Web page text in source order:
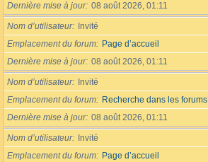
Dernière mise à jour 08 août 2026, 01:11
Nom d’utilisateur
Invité
Emplacement du forum
Page d’accueil
Dernière mise à jour 08 août 2026, 01:11
Nom d’utilisateur
Invité
Emplacement du forum
Recherche dans les forums
Dernière mise à jour 08 août 2026, 01:11
Nom d’utilisateur
Invité
Emplacement du forum
Page d’accueil